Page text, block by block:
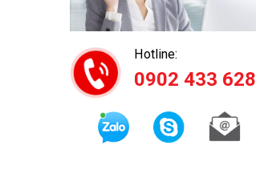
Hotline:
0902 433 628